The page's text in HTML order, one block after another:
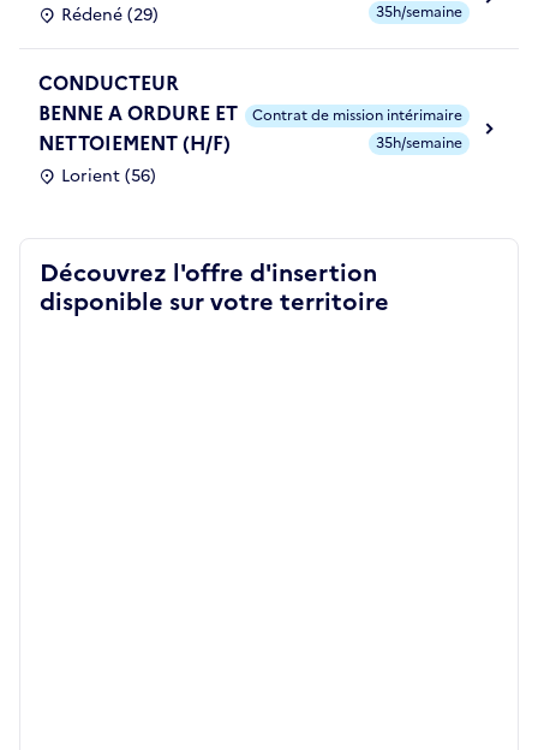
Rédené (29)
35h/semaine
CONDUCTEUR
BENNE A ORDURE ET
NETTOIEMENT (H/F)
Lorient (56)
Contrat de mission intérimaire
35h/semaine
Découvrez l'offre d'insertion
disponible sur votre territoire